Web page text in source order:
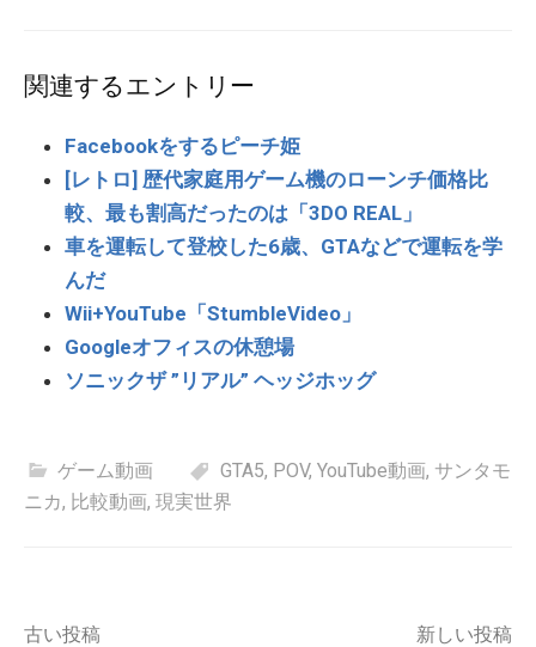
関連するエントリー
Facebookをするピーチ姫
[レトロ] 歴代家庭用ゲーム機のローンチ価格比
較、最も割高だったのは「3DO REAL」
車を運転して登校した6歳、GTAなどで運転を学
んだ
Wii+YouTube「StumbleVideo」
Googleオフィスの休憩場
ソニックザ ”リアル” ヘッジホッグ
ゲーム動画 GTA5, POV, YouTube動画, サンタモ
ニカ, 比較動画, 現実世界
投
古い投稿 新しい投稿